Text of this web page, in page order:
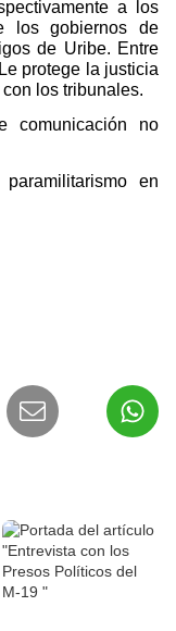
a los
los gobiernos de
de Uribe. Entre
protege la justicia
los tribunales.
comunicación no
en